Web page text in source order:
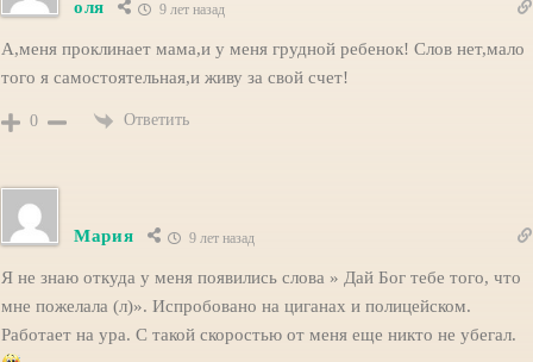
оля 9 лет назад
А,меня проклинает мама,и у меня грудной ребенок! Слов нет,мало
того я самостоятельная,и живу за свой счет!
0 Ответить
Мария 9 лет назад
Я не знаю откуда у меня появились слова » Дай Бог тебе того, что
мне пожелала (л)». Испробовано на циганах и полицейском.
Работает на ура. С такой скоростью от меня еще никто не убегал.